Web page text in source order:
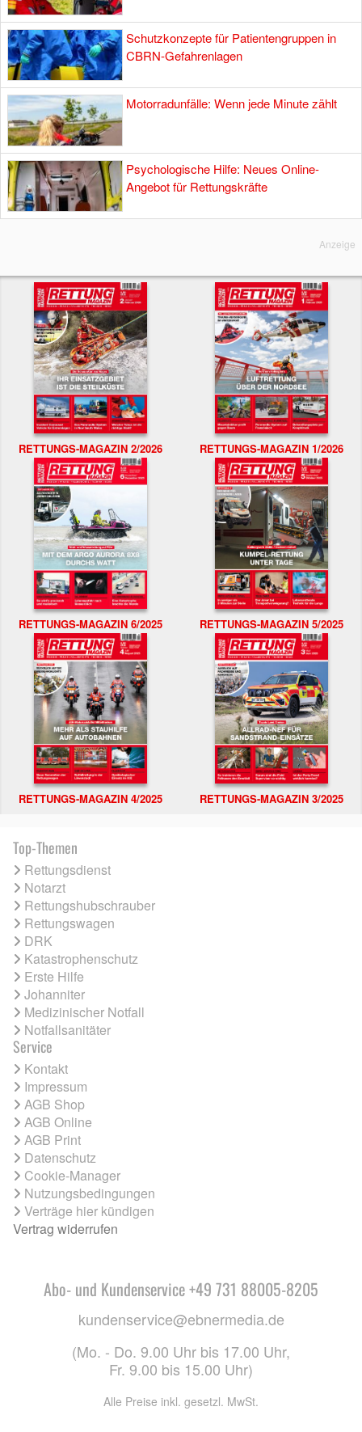
Schutzkonzepte für Patientengruppen in
CBRN-Gefahrenlagen
Motorradunfälle: Wenn jede Minute zählt
Psychologische Hilfe: Neues Online-
Angebot für Rettungskräfte
Anzeige
RETTUNGS-MAGAZIN 2/2026 RETTUNGS-MAGAZIN 1/2026
RETTUNGS-MAGAZIN 6/2025 RETTUNGS-MAGAZIN 5/2025
RETTUNGS-MAGAZIN 4/2025 RETTUNGS-MAGAZIN 3/2025
Top-Themen
Rettungsdienst
Notarzt
Rettungshubschrauber
Rettungswagen
DRK
Katastrophenschutz
Erste Hilfe
Johanniter
Medizinischer Notfall
Notfallsanitäter
Service
Kontakt
Impressum
AGB Shop
AGB Online
AGB Print
Datenschutz
Cookie-Manager
Nutzungsbedingungen
Verträge hier kündigen
Vertrag widerrufen
Abo- und Kundenservice +49 731 88005-8205
kundenservice@ebnermedia.de
(Mo. - Do. 9.00 Uhr bis 17.00 Uhr,
Fr. 9.00 bis 15.00 Uhr)
Alle Preise inkl. gesetzl. MwSt.